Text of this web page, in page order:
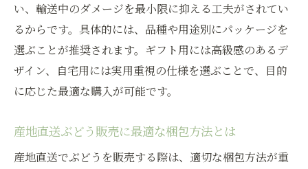
大分県産ぶどうの贈答に映えるデザインと
は
ギフト向けぶどう販売で人気のパッケージ
特徴
パッケージデザインが与える印象と選び方
ぶどう販売の価値を高めるデザインの工夫
ギフトシーンで選ばれるぶどうパッケージ
い、輸送中のダメージを最小限に抑える工夫がされてい
るからです。具体的には、品種や用途別にパッケージを
選ぶことが推奨されます。ギフト用には高級感のあるデ
ザイン、自宅用には実用重視の仕様を選ぶことで、目的
に応じた最適な購入が可能です。
産地直送ぶどう販売に最適な梱包方法とは
産地直送でぶどうを販売する際は、適切な梱包方法が重